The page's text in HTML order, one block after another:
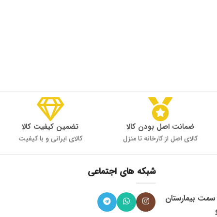
ضمانت اصل بودن کالا
کالای اصل از کارخانه تا منزل
تضمین کیفیت کالا
کالای ایرانی و با کیفیت
، میدان 9 دی به سمت بیمارستان
شبکه های اجتماعی